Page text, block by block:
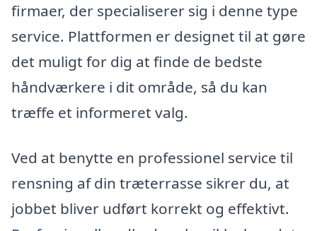
firmaer, der specialiserer sig i denne type
service. Plattformen er designet til at gøre
det muligt for dig at finde de bedste
håndværkere i dit område, så du kan
træffe et informeret valg.
Ved at benytte en professionel service til
rensning af din træterrasse sikrer du, at
jobbet bliver udført korrekt og effektivt.